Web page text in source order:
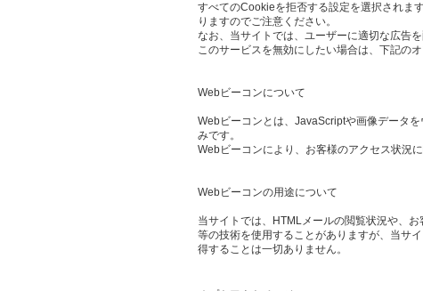
すべてのCookieを拒否する設定を選択されま
りますのでご注意ください。
なお、当サイトでは、ユーザーに適切な広告
このサービスを無効にしたい場合は、下記の
Webビーコンについて
Webビーコンとは、JavaScriptや画像データ
みです。
Webビーコンにより、お客様のアクセス状況
Webビーコンの用途について
当サイトでは、HTMLメールの閲覧状況や、
等の技術を使用することがありますが、当サ
得することは一切ありません。